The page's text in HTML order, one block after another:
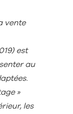
vente
est
au
»
les